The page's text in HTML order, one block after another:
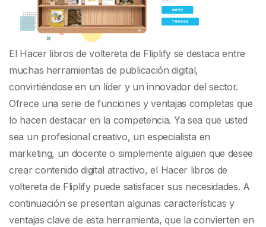
El Hacer libros de voltereta de Fliplify se destaca entre
muchas herramientas de publicación digital,
convirtiéndose en un líder y un innovador del sector.
Ofrece una serie de funciones y ventajas completas que
lo hacen destacar en la competencia. Ya sea que usted
sea un profesional creativo, un especialista en
marketing, un docente o simplemente alguien que desee
crear contenido digital atractivo, el Hacer libros de
voltereta de Fliplify puede satisfacer sus necesidades. A
continuación se presentan algunas características y
ventajas clave de esta herramienta, que la convierten en